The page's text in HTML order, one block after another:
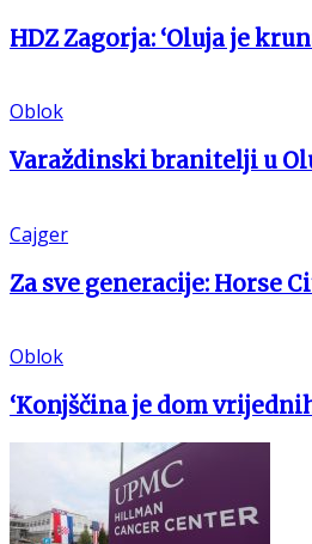
HDZ Zagorja: ‘Oluja je
Oblok
Varaždinski branitelji u
Cajger
Za sve generacije: Horse
Oblok
‘Konjščina je dom